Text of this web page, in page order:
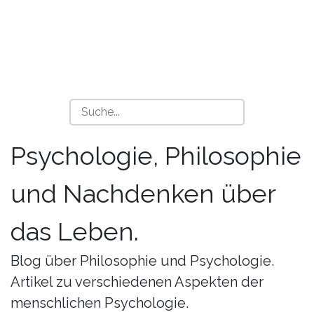
Psychologie, Philosophie
und Nachdenken über
das Leben.
Blog über Philosophie und Psychologie.
Artikel zu verschiedenen Aspekten der
menschlichen Psychologie.